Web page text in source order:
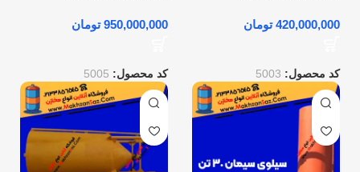
تومان
کد محصول: 5003
تومان
کد محصول: 5005